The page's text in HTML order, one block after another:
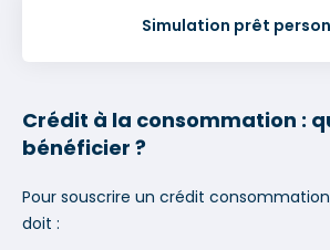
Simulation prêt
Crédit à la consommation :
bénéficier ?
Pour souscrire un crédit
doit :